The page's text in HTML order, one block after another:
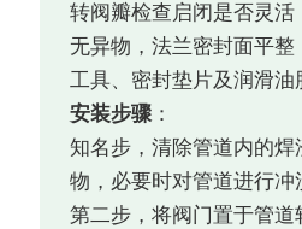
转阀瓣检查启闭是否灵
无异物，法兰密封面平整
工具、密封垫片及润滑油
安装步骤：
知名步，清除管道内的
物，必要时对管道进行冲
第二步，将阀门置于管